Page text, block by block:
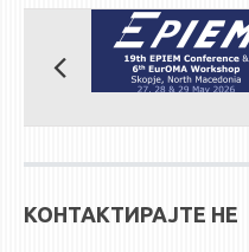
КОНТАКТИРАЈТЕ НЕ